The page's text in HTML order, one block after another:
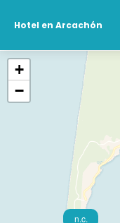
Hotel en Arcachón
n.c.
+
−